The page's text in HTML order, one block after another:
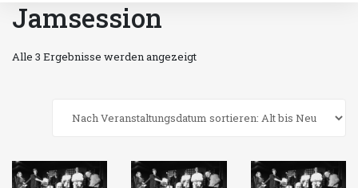
Jamsession
Alle 3 Ergebnisse werden angezeigt